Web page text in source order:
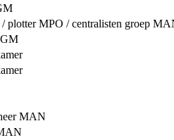
plotter MPO / centralisten groep
MAN